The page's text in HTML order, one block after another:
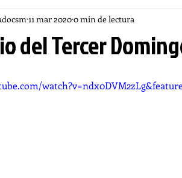
Mis preguntas de la Biblia
del Tercer
11 mar 20200 min de lectura